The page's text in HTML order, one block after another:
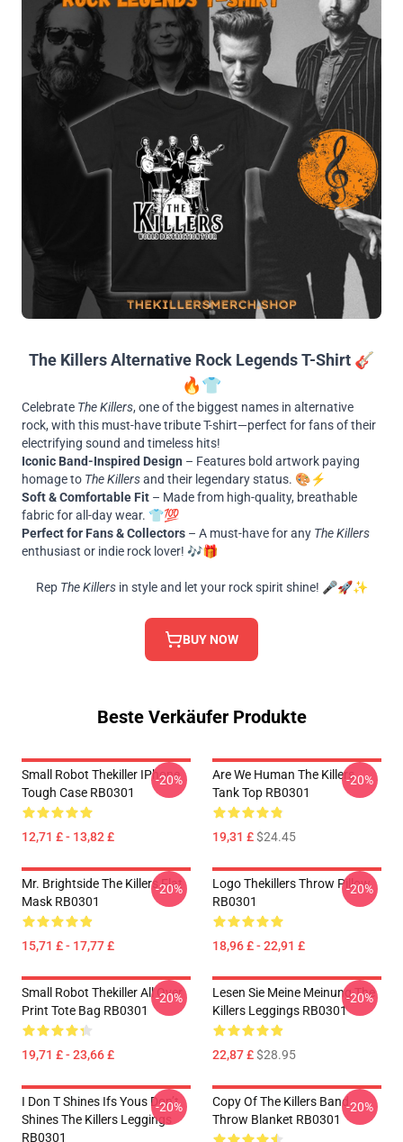
The Killers Alternative Rock Legends T-Shirt 🎸
🔥👕
Celebrate The Killers, one of the biggest names in alternative
rock, with this must-have tribute T-shirt—perfect for fans of their
electrifying sound and timeless hits!
Iconic Band-Inspired Design – Features bold artwork paying
homage to The Killersand their legendary status. 🎨⚡
Soft & Comfortable Fit – Made from high-quality, breathable
fabric for all-day wear. 👕💯
Perfect for Fans & Collectors – A must-have for any The Killers
enthusiast or indie rock lover! 🎶🎁
Rep The Killersin style and let your rock spirit shine! 🎤🚀✨
BUY NOW
Beste Verkäufer Produkte
Small Robot Thekiller IPhone
Tough Case RB0301
12,71 £ - 13,82 £
-20%
Are We Human The Killers
Tank Top RB0301
19,31 £$24.45
-20%
Mr. Brightside The Killers Flat
Mask RB0301
15,71 £ - 17,77 £
-20%
Logo Thekillers Throw Pillow
RB0301
18,96 £ - 22,91 £
-20%
Small Robot Thekiller All Over
Print Tote Bag RB0301
19,71 £ - 23,66 £
-20%
Lesen Sie Meine Meinung The
Killers Leggings RB0301
22,87 £$28.95
-20%
I Don T Shines Ifs Yous Don’t
Shines The Killers Leggings
RB0301
-20%
Copy Of The Killers Band
Throw Blanket RB0301
-20%